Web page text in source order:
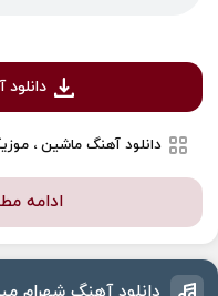
دانلود آهنگ ماشین ،
ادامه